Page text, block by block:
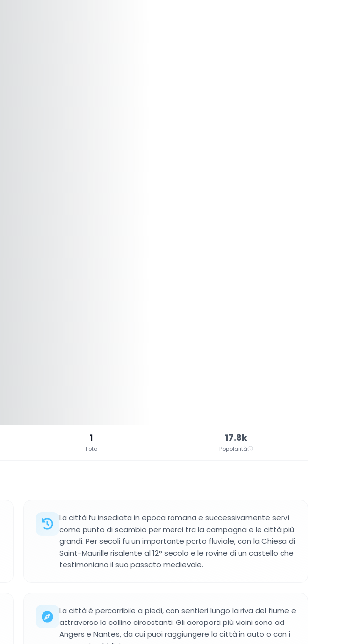
1
Foto
17.8k
Popolarità
La città fu insediata in epoca romana e successivamente servì
come punto di scambio per merci tra la campagna e le città più
grandi. Per secoli fu un importante porto fluviale, con la Chiesa di
Saint-Maurille risalente al 12° secolo e le rovine di un castello che
testimoniano il suo passato medievale.
La città è percorribile a piedi, con sentieri lungo la riva del fiume e
attraverso le colline circostanti. Gli aeroporti più vicini sono ad
Angers e Nantes, da cui puoi raggiungere la città in auto o con i